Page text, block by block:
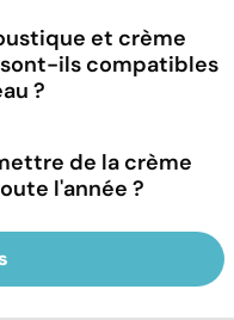
et crème
sont-ils compatibles
?
de la crème
l'année ?